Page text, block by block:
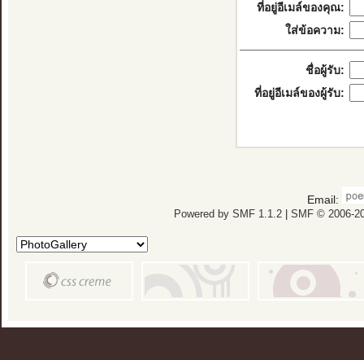
ที่อยู่อีเมล์ของคุณ:
ใส่ข้อความ:
ชื่อผู้รับ:
ที่อยู่อีเมล์ของผู้รับ:
Email:
Powered by SMF 1.1.2| SMF © 2006-